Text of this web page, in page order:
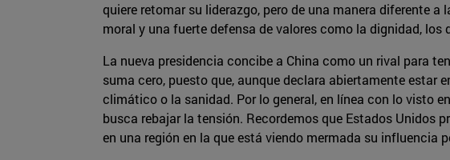
quiere retomar su liderazgo, pero de una manera diferente
moral y una fuerte defensa de valores como la dignidad, los
La nueva presidencia concibe a China como un rival para
suma cero, puesto que, aunque declara abiertamente estar
climático o la sanidad. Por lo general, en línea con lo visto
busca rebajar la tensión. Recordemos que Estados Unidos
en una región en la que está viendo mermada su influencia